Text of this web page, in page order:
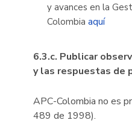
y avances en la
Colombia aquí
6.3.c. Publicar
y las respuestas de
APC-Colombia no es
489 de 1998).